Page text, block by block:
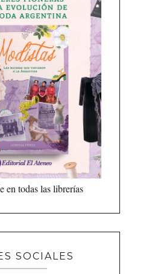
en todas las librerías
SOCIALES